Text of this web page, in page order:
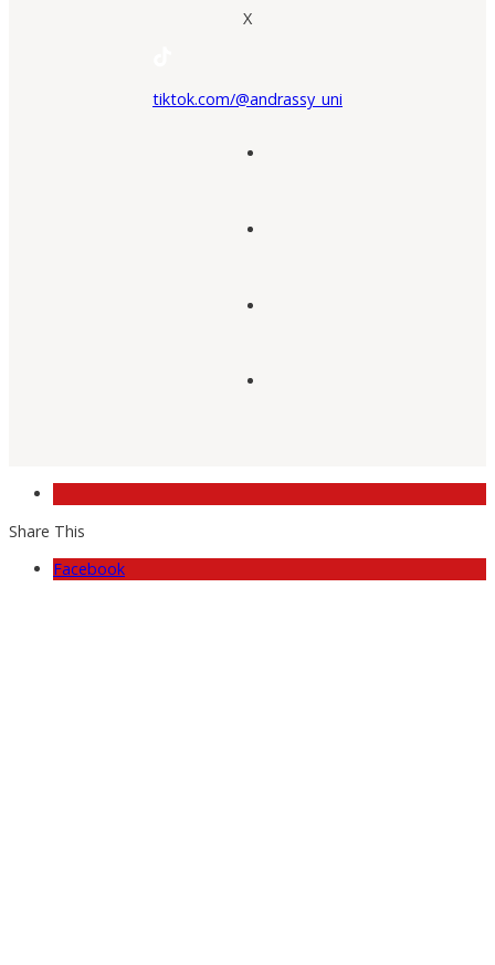
X
tiktok.com/@andrassy_uni
Share This
Facebook